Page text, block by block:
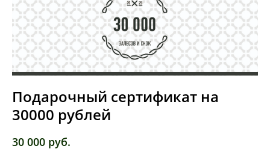
Подарочный сертификат на
30000 рублей
30 000 pуб.